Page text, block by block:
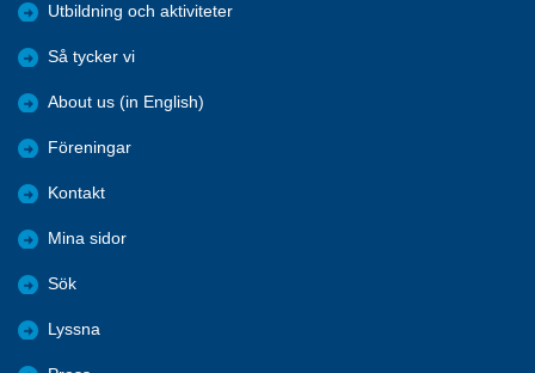
Utbildning och aktiviteter
Så tycker vi
About us (in English)
Föreningar
Kontakt
Mina sidor
Sök
Lyssna